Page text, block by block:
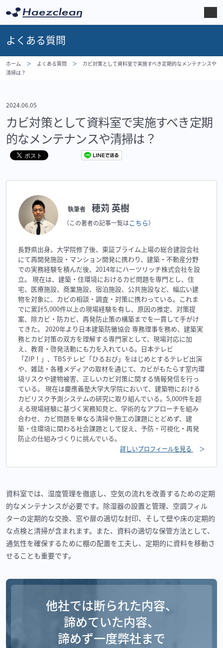
よくある質問
ホーム よくある質問
カビ対策として資料室で実施すべき定期的なメンテナンスや
清掃は？
2024.06.05
カビ対策として資料室で実施すべき定期
的なメンテナンスや清掃は？
執筆者 穂苅 英樹
（この著者の記事一覧はこちら）
長野県出身。大学院修了後、東証プライム上場の総合建設会社
にて再開発施設・マンション開発に携わり、建築・不動産分野
での実務経験を積んだ後、2014年にハーツリッチ株式会社を設
立。 現在は、建築・住環境におけるカビ問題を専門とし、住
宅、医療施設、商業施設、宿泊施設、公共施設など、幅広い建
物を対象に、カビの相談・調査・対策に携わっている。これま
でに累計5,000件以上の現場経験を有し、原因の推定、対策提
案、除カビ・防カビ、再発防止策の構築までを一貫して手がけ
てきた。 2020年より日本建築防黴協会 専務理事を務め、建築実
務とカビ対策の双方を理解する専門家として、現場対応に加
え、教育・啓発活動にも力を入れている。日本テレビ
「ZIP！」、TBSテレビ「ひるおび」をはじめとするテレビ出演
や、雑誌・各種メディアの取材を通じて、カビがもたらす室内環
境リスクや建物被害、正しいカビ対策に関する情報発信を行っ
ている。 現在は慶應義塾大学大学院において、建築物における
カビリスク予測システムの研究に取り組んでいる。5,000件を超
える現場経験に基づく実務知見と、学術的なアプローチを組み
合わせ、カビ問題を単なる清掃や施工の課題にとどめず、建
築・住環境に関わる社会課題として捉え、予防・可視化・再発
防止の仕組みづくりに挑んでいる。
詳しいプロフィールを見る ＞
資料室では、湿度管理を徹底し、空気の流れを改善するための定期
的なメンテナンスが必要です。除湿器の設置と管理、空調フィル
ターの定期的な交換、窓や扉の適切な封印、そして壁や床の定期的
な点検と清掃が含まれます。また、資料の適切な保管方法として、
通気性を確保するために棚の配置を工夫し、定期的に資料を移動さ
せることも重要です。
他社では断られた内容、
諦めていた内容、
諦めず一度弊社まで